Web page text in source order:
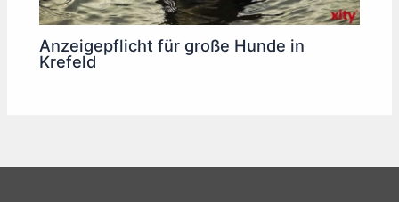
Anzeigepflicht für große Hunde in
Krefeld